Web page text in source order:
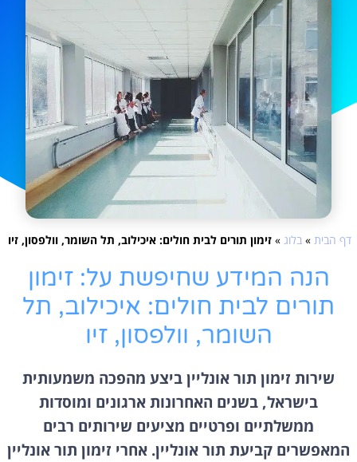
דף הבית » בלוג » זימון תורים לבית חולים: איכילוב, תל השומר, וולפסון, זיו
הנה המידע שחיפשת על: זימון
תורים לבית חולים: איכילוב, תל
השומר, וולפסון, זיו
שירות זימון תור אונליין ביצע מהפכה משמעותית
בישראל, בשנים האחרונות ארגונים ומוסדות
ממשלתיים ופרטיים מציעים שירותים רבים
המאפשרים קביעת תור אונליין. אחרי זימון תור אונליין